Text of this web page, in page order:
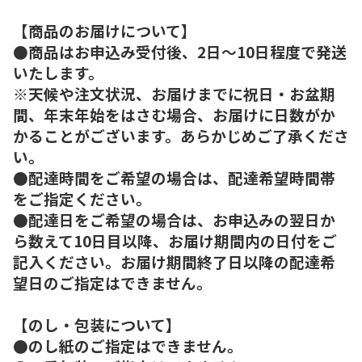
【商品のお届けについて】
●商品はお申込み受付後、2日～10日程度で発送
いたします。
※天候や注文状況、お届けまでに祝日・お盆期
間、年末年始をはさむ場合、お届けに日数がか
かることがございます。あらかじめご了承くださ
い。
●配達時間をご希望の場合は、配達希望時間帯
をご指定ください。
●配達日をご希望の場合は、お申込みの翌日か
ら数えて10日目以降、お届け期間内の日付をご
記入ください。お届け期間終了日以降の配達希
望日のご指定はできません。
【のし・包装について】
●のし紙のご指定はできません。